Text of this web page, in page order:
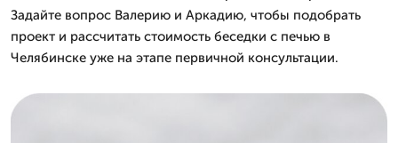
Задайте вопрос Валерию и Аркадию, чтобы подобрать
проект и рассчитать стоимость беседки с печью в
Челябинске уже на этапе первичной консультации.